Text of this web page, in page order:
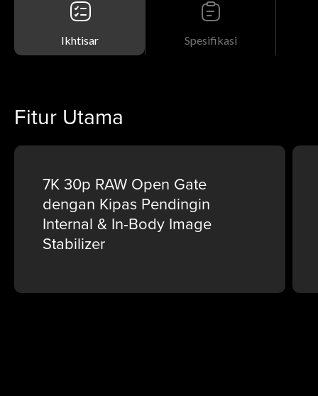
Ikhtisar Spesifikasi
Fitur Utama
7K 30p RAW Open Gate
dengan Kipas Pendingin
Internal & In-Body Image
Stabilizer